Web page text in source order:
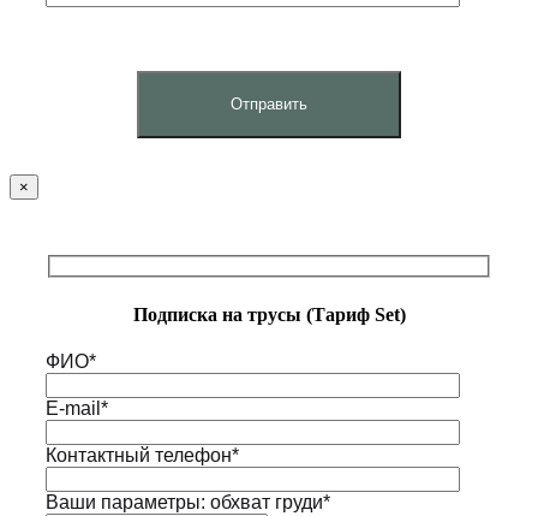
×
Подписка на трусы (Тариф Set)
ФИО*
E-mail*
Контактный телефон*
Ваши параметры: обхват груди*